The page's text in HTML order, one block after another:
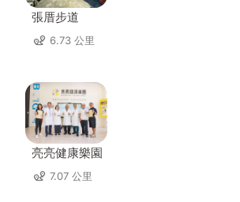
張厝步道
6.73 公里
亮亮健康樂園
7.07 公里